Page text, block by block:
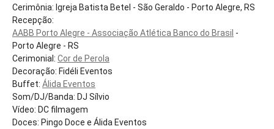
Cerimônia: Igreja Batista Betel - São Geraldo - Porto Alegre, RS
Recepção:
AABB Porto Alegre - Associação Atlética Banco do Brasil -
Porto Alegre - RS
Cerimonial: Cor de Perola
Decoração: Fidéli Eventos
Buffet: Álida Eventos
Som/DJ/Banda: DJ Sílvio
Vídeo: DC filmagem
Doces: Pingo Doce e Álida Eventos